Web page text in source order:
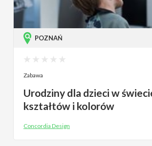
POZNAŃ
Zabawa
Urodziny dla dzieci w
kształtów i kolorów
Concordia Design